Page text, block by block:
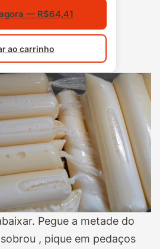
— R$64,41
ao carrinho
Pegue a metade do
, pique em pedaços